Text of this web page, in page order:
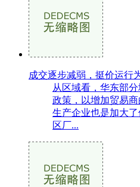
成交逐步减弱，挺价运行
从区域看，华东部
政策，以增加贸易
生产企业也是加大
区厂...